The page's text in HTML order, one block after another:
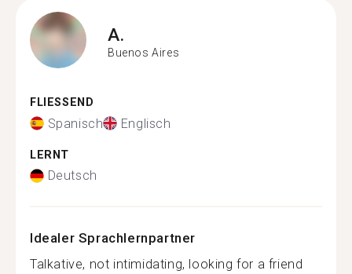
A.
Buenos Aires
FLIESSEND
Spanisch Englisch
LERNT
Deutsch
Idealer Sprachlernpartner
Talkative, not intimidating, looking for a friend